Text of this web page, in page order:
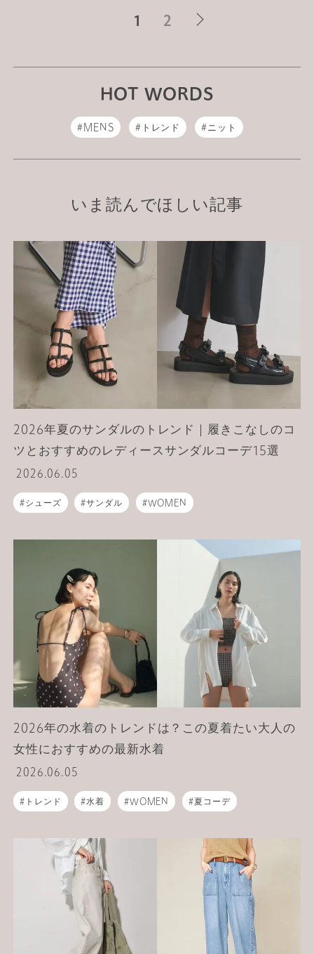
1 2
HOT WORDS
MENS トレンド ニット
いま読んでほしい記事
2026年夏のサンダルのトレンド｜履きこなしのコ
ツとおすすめのレディースサンダルコーデ15選
2026.06.05
シューズ サンダル WOMEN
2026年の水着のトレンドは？この夏着たい大人の
女性におすすめの最新水着
2026.06.05
トレンド 水着 WOMEN 夏コーデ